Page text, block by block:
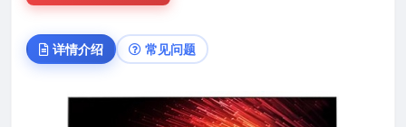
详情介绍 常见问题